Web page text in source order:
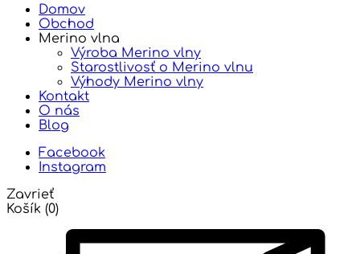
Domov
Obchod
Merino vlna
Výroba Merino vlny
Starostlivosť o Merino vlnu
Výhody Merino vlny
Kontakt
O nás
Blog
Facebook
Instagram
Zavrieť
Košík (0)